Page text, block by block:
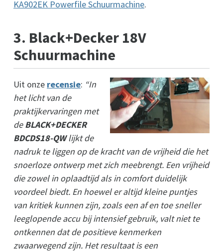
KA902EK Powerfile Schuurmachine.
3. Black+Decker 18V
Schuurmachine
Uit onze recensie: “In
het licht van de
praktijkervaringen met
deBLACK+DECKER
BDCDS18-QWlijkt de
nadruk te liggen op de kracht van de vrijheid die het
snoerloze ontwerp met zich meebrengt. Een vrijheid
die zowel in oplaadtijd als in comfort duidelijk
voordeel biedt. En hoewel er altijd kleine puntjes
van kritiek kunnen zijn, zoals een af en toe sneller
leeglopende accu bij intensief gebruik, valt niet te
ontkennen dat de positieve kenmerken
zwaarwegend zijn. Het resultaat is een